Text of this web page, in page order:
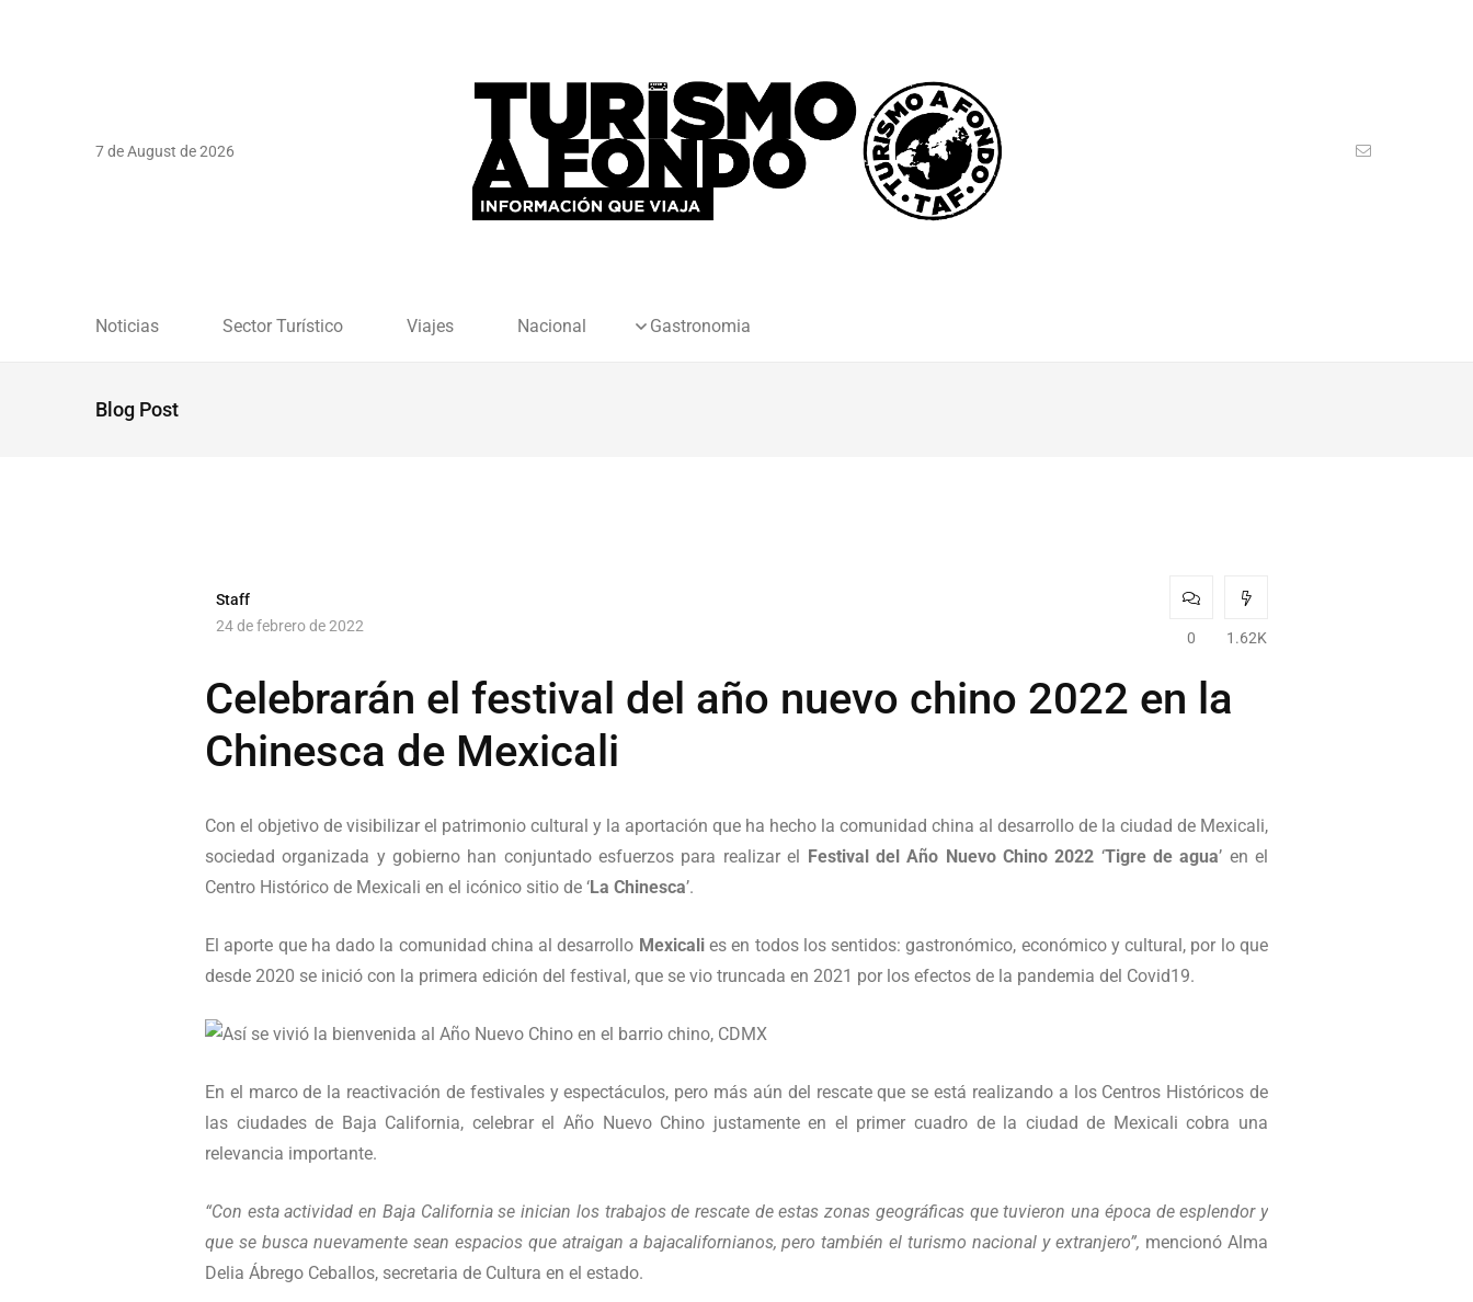
7 de August de 2026
Noticias Sector Turístico Viajes Nacional Gastronomia
Blog Post
Staff
24 de febrero de 2022
0 1.62K
Celebrarán el festival del año nuevo chino 2022 en la
Chinesca de Mexicali
Con el objetivo de visibilizar el patrimonio cultural y la aportación que ha hecho la comunidad china al desarrollo de la ciudad de Mexicali,
sociedad organizada y gobierno han conjuntado esfuerzos para realizar el Festival del Año Nuevo Chino 2022 ‘Tigre de agua’ en el
Centro Histórico de Mexicali en el icónico sitio de ‘La Chinesca’.
El aporte que ha dado la comunidad china al desarrollo Mexicalies en todos los sentidos: gastronómico, económico y cultural, por lo que
desde 2020 se inició con la primera edición del festival, que se vio truncada en 2021 por los efectos de la pandemia del Covid19.
En el marco de la reactivación de festivales y espectáculos, pero más aún del rescate que se está realizando a los Centros Históricos de
las ciudades de Baja California, celebrar el Año Nuevo Chino justamente en el primer cuadro de la ciudad de Mexicali cobra una
relevancia importante.
“Con esta actividad en Baja California se inician los trabajos de rescate de estas zonas geográficas que tuvieron una época de esplendor y
que se busca nuevamente sean espacios que atraigan a bajacalifornianos, pero también el turismo nacional y extranjero”, mencionó Alma
Delia Ábrego Ceballos, secretaria de Cultura en el estado.